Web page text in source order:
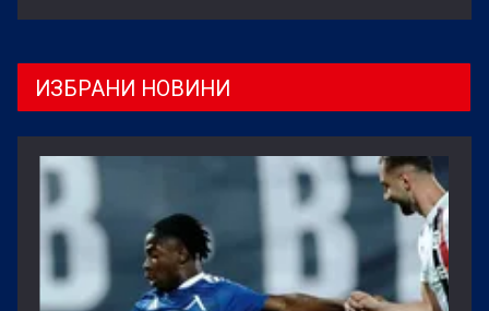
ИЗБРАНИ НОВИНИ